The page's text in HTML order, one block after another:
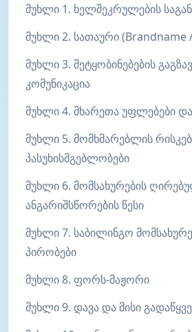
მუხლი 1. ხელშეკრულების
მუხლი 2. სათაური (Brandname
მუხლი 3. შეტყობინებების
კომუნიკაცია
მუხლი 4. მხარეთა უფლებები
მუხლი 5. მომხმარებლის
პასუხისმგებლობები
მუხლი 6. მომსახურების
ანგარიშსწორების წესი
მუხლი 7. საბილინგო
პირობები
მუხლი 8. ფორს-მაჟორი
მუხლი 9. დავა და მისი